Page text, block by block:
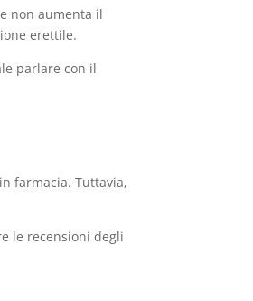
non aumenta il
erettile.
parlare con il
farmacia. Tuttavia,
le recensioni degli